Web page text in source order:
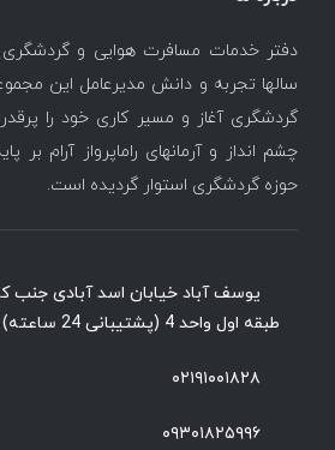
دفتر خدمات مسافرت هوایی و گردشگری
سالها تجربه و دانش مدیرعامل این
گردشگری آغاز و مسیر کاری خود را
چشم انداز و آرمانهای راماپرواز آرام
حوزه گردشگری استوار گردیده است.
طبقه اول واحد 4 (پشتیبانی 24 ساعته)
۰۲۱۹۱۰۰۱۸۲۸
۰۹۳۰۱۸۲۵۹۹۶